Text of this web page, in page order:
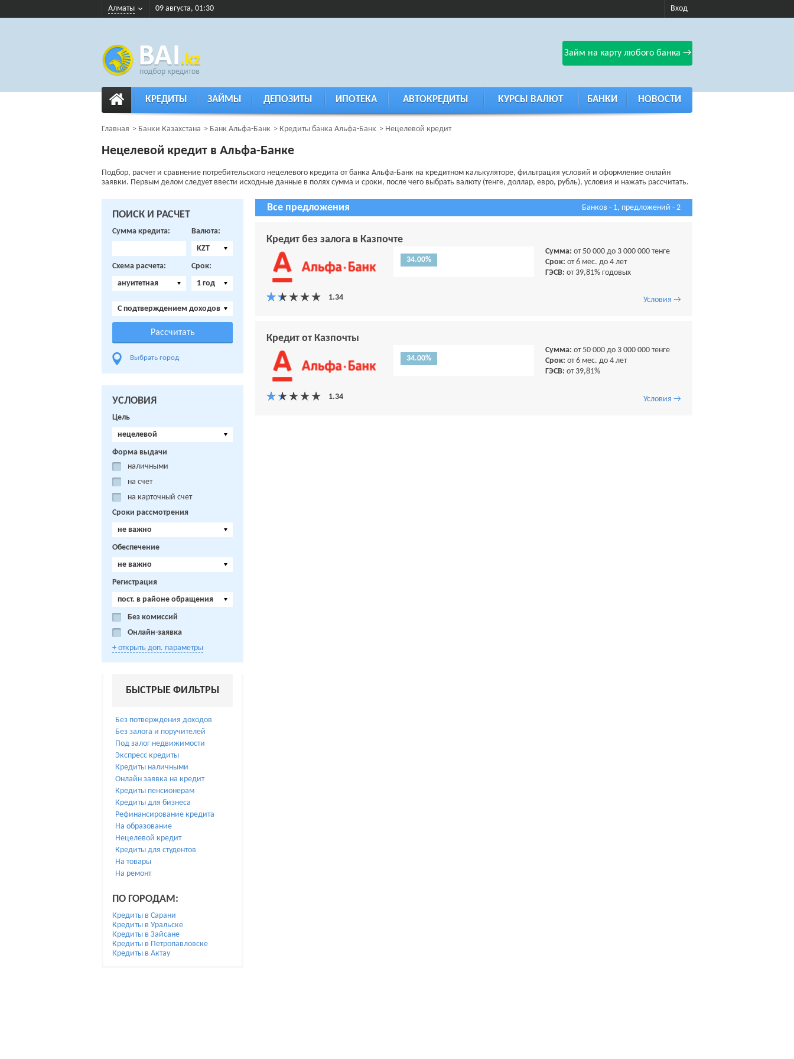
Алматы 09 августа, 01:30 Вход
Займ на карту любого банка →
КРЕДИТЫ ЗАЙМЫ ДЕПОЗИТЫ ИПОТЕКА АВТОКРЕДИТЫ КУРСЫ ВАЛЮТ БАНКИ НОВОСТИ
Главная Банки Казахстана Банк Альфа-Банк Кредиты банка Альфа-Банк Нецелевой кредит
Нецелевой кредит в Альфа-Банке
Подбор, расчет и сравнение потребительского нецелевого кредита от банка Альфа-Банк на кредитном калькуляторе, фильтрация условий и оформление онлайн
заявки. Первым делом следует ввести исходные данные в полях сумма и сроки, после чего выбрать валюту (тенге, доллар, евро, рубль), условия и нажать рассчитать.
Все предложения Банков - 1, предложений - 2
Кредит без залога в Казпочте
34.00%
Сумма: от 50 000 до 3 000 000 тенге
Срок: от 6 мес. до 4 лет
ГЭСВ: от 39,81% годовых
Условия →
Кредит от Казпочты
34.00%
Сумма: от 50 000 до 3 000 000 тенге
Срок: от 6 мес. до 4 лет
ГЭСВ: от 39,81%
Условия →
ПОИСК И РАСЧЕТ
Сумма кредита:
Валюта:
KZT
Схема расчета:
ануитетная
Срок:
1 год
C подтверждением доходов
Выбрать город
УСЛОВИЯ
Цель
нецелевой
Форма выдачи
наличными
на счет
на карточный счет
Сроки рассмотрения
не важно
Обеспечение
не важно
Регистрация
пост. в районе обращения
Без комиссий
Онлайн-заявка
+ открыть доп. параметры
БЫСТРЫЕ ФИЛЬТРЫ
Без потверждения доходов
Без залога и поручителей
Под залог недвижимости
Экспресс кредиты
Кредиты наличными
Онлайн заявка на кредит
Кредиты пенсионерам
Кредиты для бизнеса
Рефинансирование кредита
На образование
Нецелевой кредит
Кредиты для студентов
На товары
На ремонт
ПО ГОРОДАМ:
Кредиты в Сарани
Кредиты в Уральске
Кредиты в Зайсане
Кредиты в Петропавловске
Кредиты в Актау